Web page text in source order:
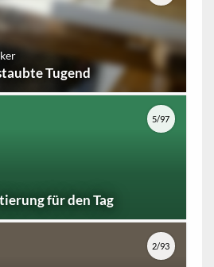
Tugend
für den Tag
5/97
2/93